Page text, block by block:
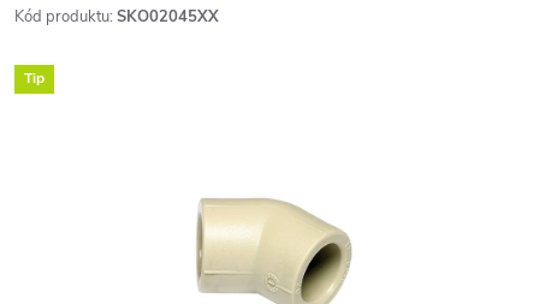
Kód produktu: SKO02045XX
Tip